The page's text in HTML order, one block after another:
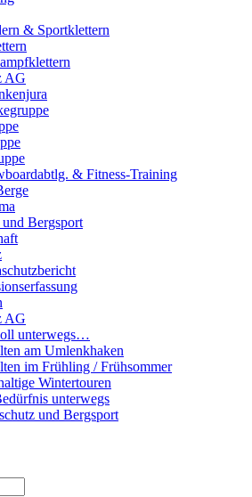
& Sportklettern
AG
& Fitness-Training
Bergsport
AG
unterwegs…
am Umlenkhaken
im Frühling / Frühsommer
Wintertouren
unterwegs
und Bergsport